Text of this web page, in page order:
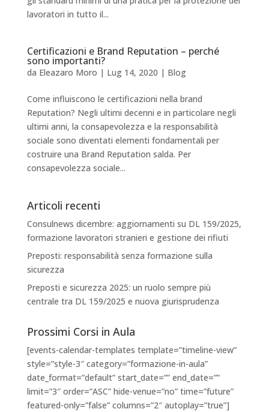
lavoratori in tutto il...
Certificazioni e Brand Reputation – perché
sono importanti?
da Eleazaro Moro | Lug 14, 2020 | Blog
Come influiscono le certificazioni nella brand
Reputation? Negli ultimi decenni e in particolare negli
ultimi anni, la consapevolezza e la responsabilità
sociale sono diventati elementi fondamentali per
costruire una Brand Reputation salda. Per
consapevolezza sociale...
Articoli recenti
Consulnews dicembre: aggiornamenti su DL 159/2025,
formazione lavoratori stranieri e gestione dei rifiuti
Preposti: responsabilità senza formazione sulla
sicurezza
Preposti e sicurezza 2025: un ruolo sempre più
centrale tra DL 159/2025 e nuova giurisprudenza
Prossimi Corsi in Aula
[events-calendar-templates template=”timeline-view”
style=”style-3″ category=”formazione-in-aula”
date_format=”default” start_date=”” end_date=””
limit=”3″ order=”ASC” hide-venue=”no” time=”future”
featured-only=”false” columns=”2″ autoplay=”true”]